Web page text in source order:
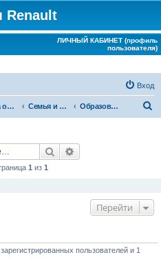
Renault
ЛИЧНЫЙ КАБИНЕТ (профиль
пользователя)
Вход
Мир за окном Renault Семья и дом Образование
Поиск
1 из 1
Перейти
пользователей и 1